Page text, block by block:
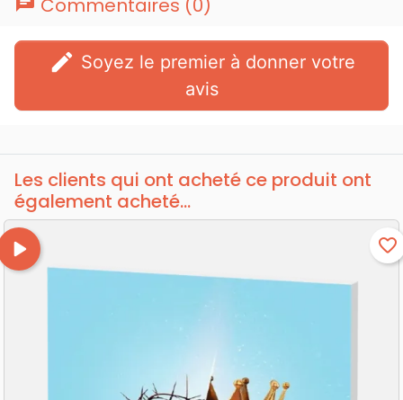
Commentaires (0)
edit
avis
Les clients qui ont acheté ce produit ont
également acheté...
play_arrow favorite_border